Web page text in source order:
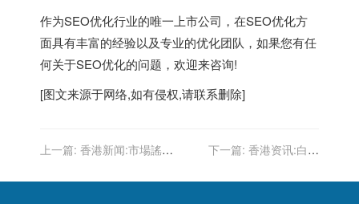
作为SEO优化行业的唯一上市公司，在SEO优化方
面具有丰富的经验以及专业的优化团队，如果您有任
何关于SEO优化的问题，欢迎来咨询!
[图文来源于网络,如有侵权,请联系删除]
上一篇: 香港新闻:市場謠言
變 心癢可分段收集盈富｜
下一篇: 香港资讯:白杨
流量获取的底层逻辑